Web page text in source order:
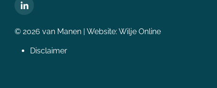
© 2026 van Manen | Website: Wilje Online
Disclaimer